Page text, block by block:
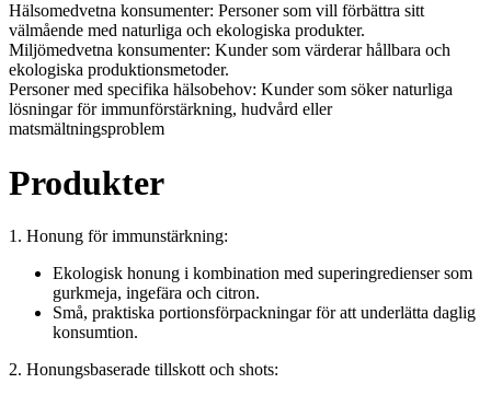
Hälsomedvetna konsumenter: Personer som vill förbättra sitt
välmående med naturliga och ekologiska produkter.
Miljömedvetna konsumenter: Kunder som värderar hållbara och
ekologiska produktionsmetoder.
Personer med specifika hälsobehov: Kunder som söker naturliga
lösningar för immunförstärkning, hudvård eller
matsmältningsproblem
Produkter
1. Honung för immunstärkning:
Ekologisk honung i kombination med superingredienser som
gurkmeja, ingefära och citron.
Små, praktiska portionsförpackningar för att underlätta daglig
konsumtion.
2. Honungsbaserade tillskott och shots: